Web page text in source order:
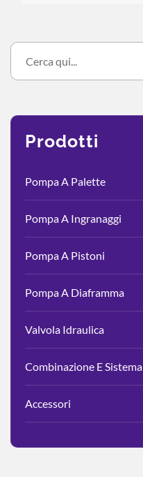
Prodotti
Pompa A Palette
Pompa A Ingranaggi
Pompa A Pistoni
Pompa A Diaframma
Valvola Idraulica
Combinazione E Sistema
Accessori